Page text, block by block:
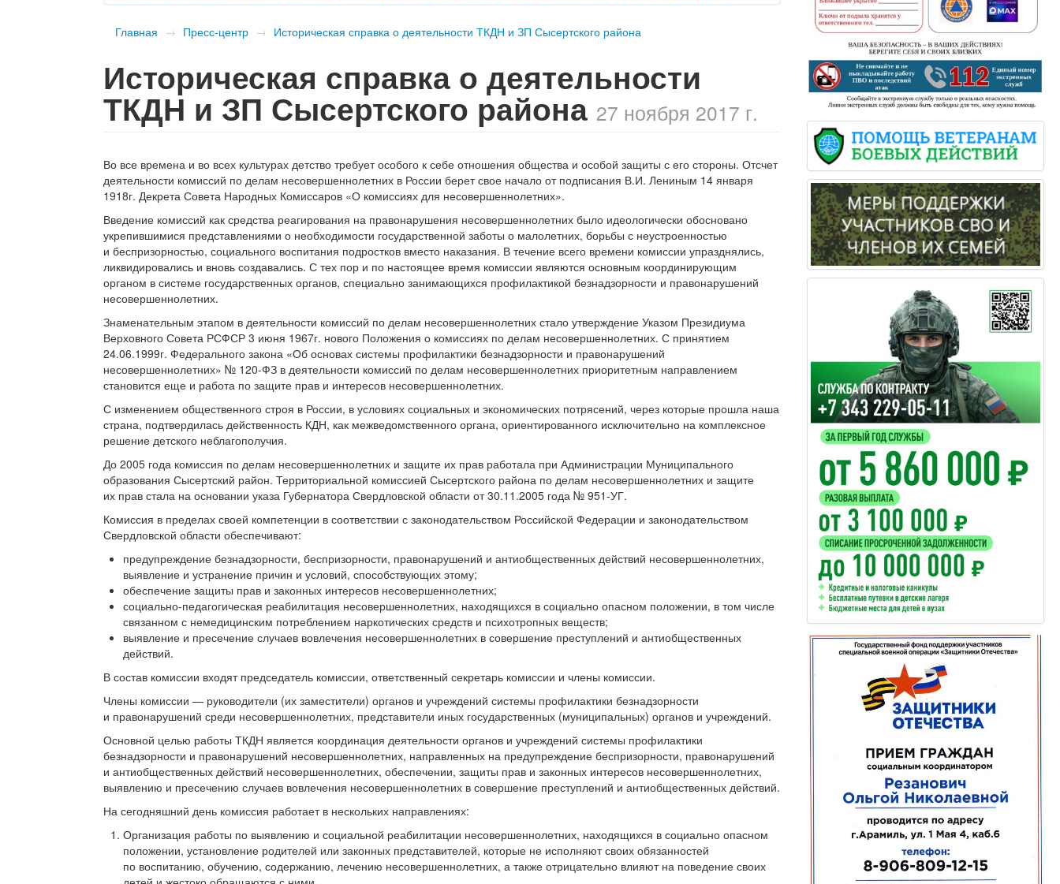
Главная → Пресс-центр → Историческая справка о деятельности ТКДН и ЗП Сысертского района
Историческая справка о деятельности
ТКДН и ЗП Сысертского района 27 ноября 2017 г.
Во все времена и во всех культурах детство требует особого к себе отношения общества и особой защиты с его стороны. Отсчет
деятельности комиссий по делам несовершеннолетних в России берет свое начало от подписания В.И. Лениным 14 января
1918г. Декрета Совета Народных Комиссаров «О комиссиях для несовершеннолетних».
Введение комиссий как средства реагирования на правонарушения несовершеннолетних было идеологически обосновано
укрепившимися представлениями о необходимости государственной заботы о малолетних, борьбы с неустроенностью
и беспризорностью, социального воспитания подростков вместо наказания. В течение всего времени комиссии упразднялись,
ликвидировались и вновь создавались. С тех пор и по настоящее время комиссии являются основным координирующим
органом в системе государственных органов, специально занимающихся профилактикой безнадзорности и правонарушений
несовершеннолетних.
Знаменательным этапом в деятельности комиссий по делам несовершеннолетних стало утверждение Указом Президиума
Верховного Совета РСФСР 3 июня 1967г. нового Положения о комиссиях по делам несовершеннолетних. С принятием
24.06.1999г. Федерального закона «Об основах системы профилактики безнадзорности и правонарушений
несовершеннолетних» № 120-ФЗ в деятельности комиссий по делам несовершеннолетних приоритетным направлением
становится еще и работа по защите прав и интересов несовершеннолетних.
С изменением общественного строя в России, в условиях социальных и экономических потрясений, через которые прошла наша
страна, подтвердилась действенность КДН, как межведомственного органа, ориентированного исключительно на комплексное
решение детского неблагополучия.
До 2005 года комиссия по делам несовершеннолетних и защите их прав работала при Администрации Муниципального
образования Сысертский район. Территориальной комиссией Сысертского района по делам несовершеннолетних и защите
их прав стала на основании указа Губернатора Свердловской области от 30.11.2005 года №951-УГ.
Комиссия в пределах своей компетенции в соответствии с законодательством Российской Федерации и законодательством
Свердловской области обеспечивают:
предупреждение безнадзорности, беспризорности, правонарушений и антиобщественных действий несовершеннолетних,
выявление и устранение причин и условий, способствующих этому;
обеспечение защиты прав и законных интересов несовершеннолетних;
социально-педагогическая реабилитация несовершеннолетних, находящихся в социально опасном положении, в том числе
связанном с немедицинским потреблением наркотических средств и психотропных веществ;
выявление и пресечение случаев вовлечения несовершеннолетних в совершение преступлений и антиобщественных
действий.
В состав комиссии входят председатель комиссии, ответственный секретарь комиссии и члены комиссии.
Члены комиссии — руководители (их заместители) органов и учреждений системы профилактики безнадзорности
и правонарушений среди несовершеннолетних, представители иных государственных (муниципальных) органов и учреждений.
Основной целью работы ТКДН является координация деятельности органов и учреждений системы профилактики
безнадзорности и правонарушений несовершеннолетних, направленных на предупреждение беспризорности, правонарушений
и антиобщественных действий несовершеннолетних, обеспечении, защиты прав и законных интересов несовершеннолетних,
выявлению и пресечению случаев вовлечения несовершеннолетних в совершение преступлений и антиобщественных действий.
На сегодняшний день комиссия работает в нескольких направлениях:
Организация работы по выявлению и социальной реабилитации несовершеннолетних, находящихся в социально опасном
положении, установление родителей или законных представителей, которые не исполняют своих обязанностей
по воспитанию, обучению, содержанию, лечению несовершеннолетних, а также отрицательно влияют на поведение своих